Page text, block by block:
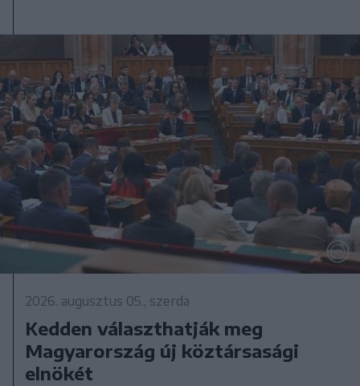
2026. augusztus 05., szerda
Kedden választhatják meg
Magyarország új köztársasági
elnökét